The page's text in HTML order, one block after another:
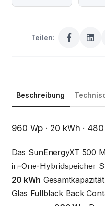
Teilen:
Beschreibung
Beschreibung
960 Wp · 20 kWh ·
Das SunEnergyXT 500
in-One-Hybridspeicher
20 kWh
Glas Fullblack Back